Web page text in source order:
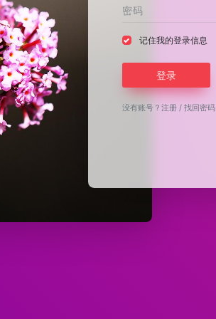
记住我的登录信息
登录
没有账号？注册 /找回密码